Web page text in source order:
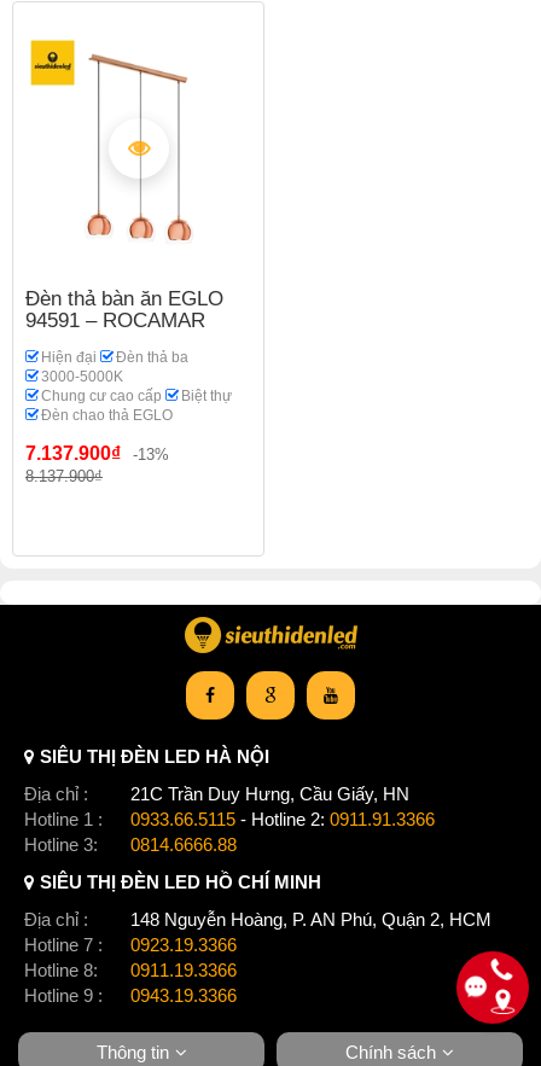
Đèn thả bàn ăn EGLO
94591 – ROCAMAR
Hiện đại
Đèn thả ba
3000-5000K
Chung cư cao cấp
Biệt thự
Đèn chao thả EGLO
7.137.900₫
-13%
8.137.900₫
SIÊU THỊ ĐÈN LED HÀ NỘI
Địa chỉ :
21C Trần Duy Hưng, Cầu Giấy, HN
Hotline 1 :
0933.66.5115 - Hotline 2: 0911.91.3366
Hotline 3:
0814.6666.88
SIÊU THỊ ĐÈN LED HỒ CHÍ MINH
Địa chỉ :
148 Nguyễn Hoàng, P. AN Phú, Quận 2, HCM
Hotline 7 :
0923.19.3366
Hotline 8:
0911.19.3366
Hotline 9 :
0943.19.3366
Thông tin Chính sách